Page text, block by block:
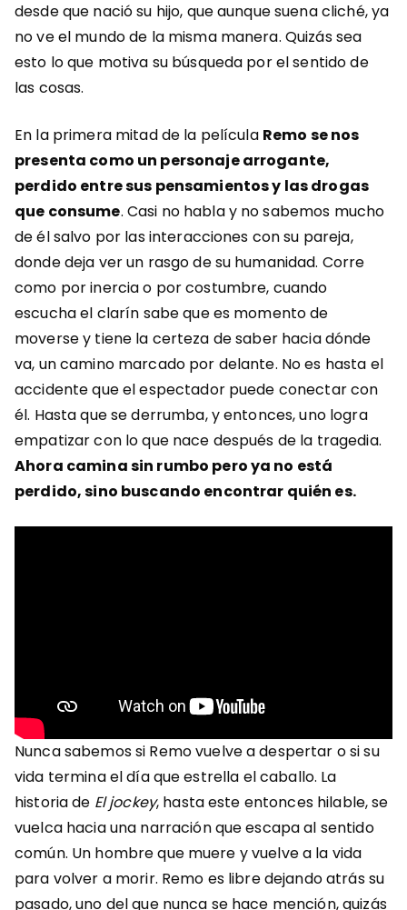
desde que nació su hijo, que aunque suena cliché, ya
no ve el mundo de la misma manera. Quizás sea
esto lo que motiva su búsqueda porel sentido de
las cosas.
En la primera mitad de la película Remo se nos
presenta como un personaje arrogante,
perdido entre sus pensamientos y las drogas
que consume. Casi no habla y no sabemos mucho
de él salvo por las interacciones con su pareja,
donde deja ver un rasgo de su humanidad. Corre
como por inercia o por costumbre, cuando
escucha el clarín sabe que es momento de
moverse y tiene la certeza de saber hacia dónde
va, un camino marcado por delante. No es hasta el
accidente que el espectador puede conectar con
él. Hasta que se derrumba, y entonces, uno logra
empatizar con lo que nace después de la tragedia.
Ahora camina sin rumbo pero ya no está
perdido, sino buscando encontrar quién es.
Nunca sabemos si Remo vuelve a despertar o si su
vida termina el día que estrella el caballo. La
historia de El jockey, hasta este entonces hilable, se
vuelca hacia una narración que escapa al sentido
común. Un hombre que muere y vuelve a la vida
para volver a morir. Remo es libre dejando atrás su
pasado, uno del que nunca se hace mención, quizás